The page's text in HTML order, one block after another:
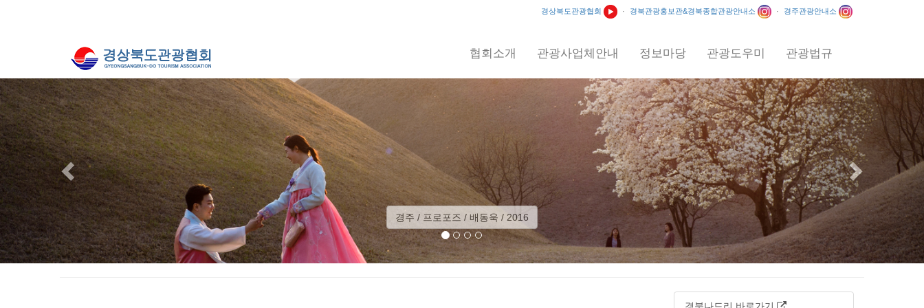
경상북도관광협회 · 경북관광홍보관&경북종합관광안내소 · 경주관광안내소
협회소개 관광사업체안내 정보마당 관광도우미 관광법규
예천 / 회룡포 일출 / 이상익 / 2012
Previous Next
경북나드리 바로가기